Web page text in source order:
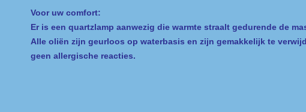
Voor uw comfort:
Er is een quartzlamp aanwezig die warmte straalt gedurende de
Alle oliën zijn geurloos op waterbasis en zijn gemakkelijk te
geen allergische reacties.